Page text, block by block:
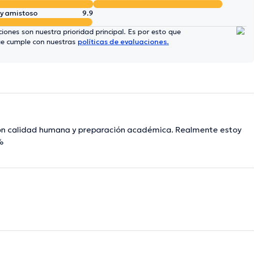
amistoso 9.9
son nuestra prioridad principal. Es por esto que
cumple con nuestras políticas de evaluaciones.
calidad humana y preparación académica. Realmente estoy